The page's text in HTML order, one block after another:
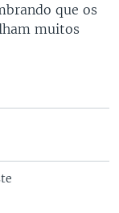
que os
muitos